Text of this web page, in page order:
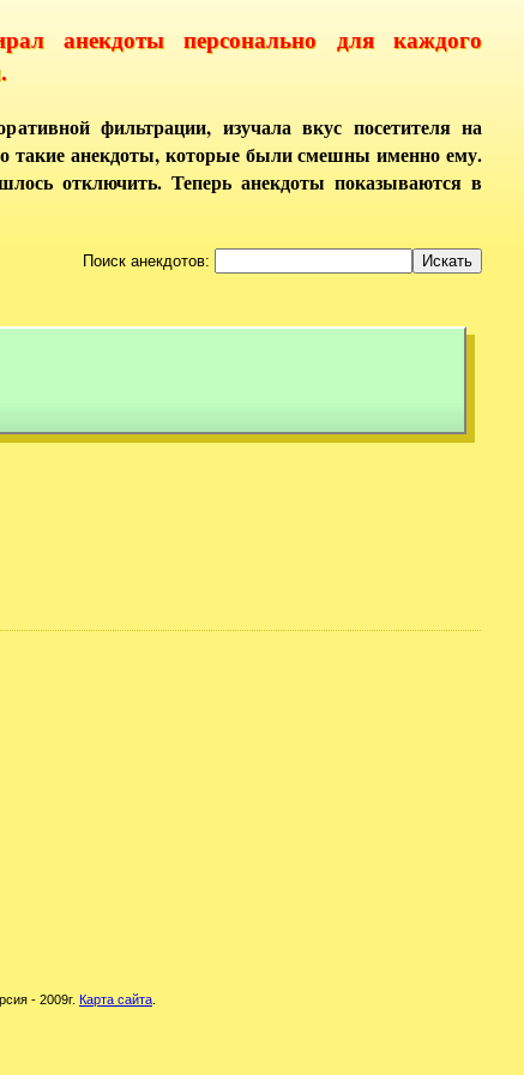
анекдоты персонально для каждого
фильтрации, изучала вкус посетителя на
такие анекдоты, которые были смешны именно ему.
отключить. Теперь анекдоты показываются в
Поиск анекдотов:
- 2009г. Карта сайта